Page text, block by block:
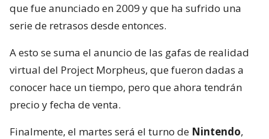
que fue anunciado en 2009 y que ha sufrido una
serie de retrasos desde entonces.
A esto se suma el anuncio de las gafas de realidad
virtual del Project Morpheus, que fueron dadas a
conocer hace un tiempo, pero que ahora tendrán
precio y fecha de venta.
Finalmente, el martes será el turno de Nintendo,